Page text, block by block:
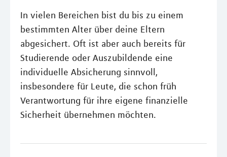
In vielen Bereichen bist du bis zu einem
bestimmten Alter über deine Eltern
abgesichert. Oft ist aber auch bereits für
Studierende oder Auszubildende eine
individuelle Absicherung sinnvoll,
insbesondere für Leute, die schon früh
Verantwortung für ihre eigene finanzielle
Sicherheit übernehmen möchten.